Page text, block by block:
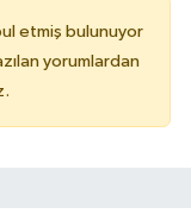
etmiş bulunuyor
yorumlardan